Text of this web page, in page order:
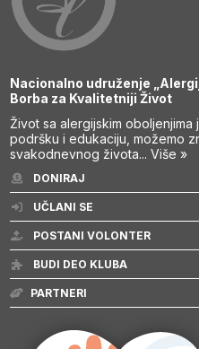
Nacionalno udruženje
Borba za Kvalitetniji Život
Život sa alergijskim
podršku i edukaciju, možemo
svakodnevnog života...Više »
DONIRAJ
UČLANI SE
POSTANI VOLONTER
BUDI DEO KLUBA
PARTNERI